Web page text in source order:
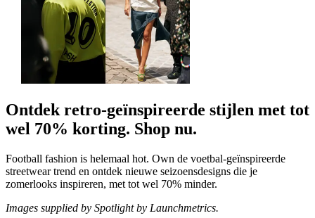
Ontdek retro-geïnspireerde stijlen met tot
wel 70% korting. Shop nu.
Football fashion is helemaal hot. Own de voetbal-geïnspireerde
streetwear trend en ontdek nieuwe seizoensdesigns die je
zomerlooks inspireren, met tot wel 70% minder.
Images supplied by Spotlight by Launchmetrics.